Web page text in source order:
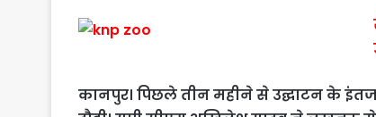
कानपुर। पिछले तीन महीने से उद्घाटन के